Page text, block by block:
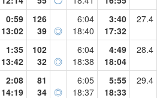
0:59
13:02
126
39 ◎
6:04
18:40
3:40
17:32
27.4
1:35
13:42
102
32 ◎
6:04
18:38
4:49
18:04
28.4
2:08
14:19
81
34 ◎
6:05
18:37
5:55
18:33
29.4